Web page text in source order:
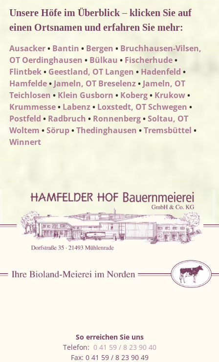
Unsere Höfe im Überblick – klicken Sie auf
einen Ortsnamen und erfahren Sie mehr:
Ausacker• Bantin • Bergen • Bruchhausen-Vilsen,
OT Oerdinghausen • Bülkau • Fischerhude•
Flintbek• Geestland, OT Langen • Hadenfeld •
Hamfelde• Jameln, OT Breselenz• Jameln, OT
Teichlosen • Klein Gusborn • Koberg• Krukow•
Krummesse• Labenz• Loxstedt, OT Schwegen •
Postfeld • Radbruch • Ronnenberg•Soltau, OT
Woltem •Sörup•Thedinghausen •Tremsbüttel •
Winnert
So erreichen Sie uns
Telefon: 0 41 59 / 8 23 90 40
Fax: 0 41 59 / 8 23 90 49